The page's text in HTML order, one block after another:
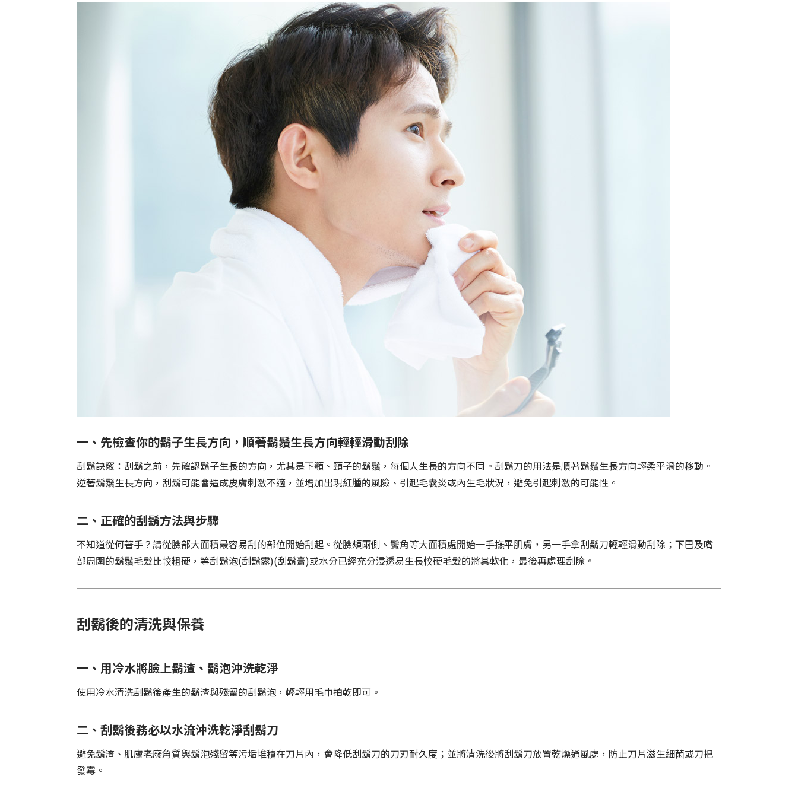
一、先檢查你的鬍子生長方向，順著鬍鬚生長方向輕輕滑動刮除
刮鬍訣竅：刮鬍之前，先確認鬍子生長的方向，尤其是下顎、頸子的鬍鬚，每個人生長的方向不同。刮鬍刀的用法是順著鬍鬚生長方向輕柔平滑的移動。
逆著鬍鬚生長方向，刮鬍可能會造成皮膚刺激不適，並增加出現紅腫的風險、引起毛囊炎或內生毛狀況，避免引起刺激的可能性。
二、正確的刮鬍方法與步驟
不知道從何著手？請從臉部大面積最容易刮的部位開始刮起。從臉頰兩側、鬢角等大面積處開始一手撫平肌膚，另一手拿刮鬍刀輕輕滑動刮除；下巴及嘴
部周圍的鬍鬚毛髮比較粗硬，等刮鬍泡(刮鬍露)(刮鬍膏)或水分已經充分浸透易生長較硬毛髮的將其軟化，最後再處理刮除。
刮鬍後的清洗與保養
一、用冷水將臉上鬍渣、鬍泡沖洗乾淨
使用冷水清洗刮鬍後產生的鬍渣與殘留的刮鬍泡，輕輕用毛巾拍乾即可。
二、刮鬍後務必以水流沖洗乾淨刮鬍刀
避免鬍渣、肌膚老廢角質與鬍泡殘留等污垢堆積在刀片內，會降低刮鬍刀的刀刃耐久度；並將清洗後將刮鬍刀放置乾燥通風處，防止刀片滋生細菌或刀把
發霉。